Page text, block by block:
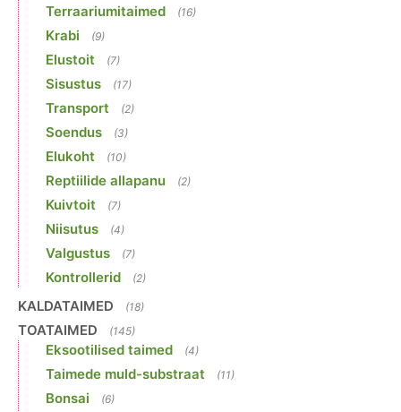
Terraariumitaimed (16)
Krabi (9)
Elustoit (7)
Sisustus (17)
Transport (2)
Soendus (3)
Elukoht (10)
Reptiilide allapanu (2)
Kuivtoit (7)
Niisutus (4)
Valgustus (7)
Kontrollerid (2)
KALDATAIMED (18)
TOATAIMED (145)
Eksootilised taimed (4)
Taimede muld-substraat (11)
Bonsai (6)